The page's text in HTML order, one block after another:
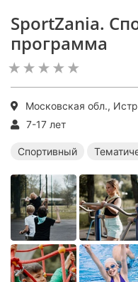
SportZania.
программа
Московская обл.,
7-17 лет
Спортивный
Тематические лагеря в
Лагеря с бассейном в